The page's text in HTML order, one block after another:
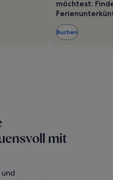
möchtest:
Buchen
mit